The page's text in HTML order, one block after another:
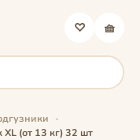
♡ 🧺
·
(от 13 кг) 32 шт